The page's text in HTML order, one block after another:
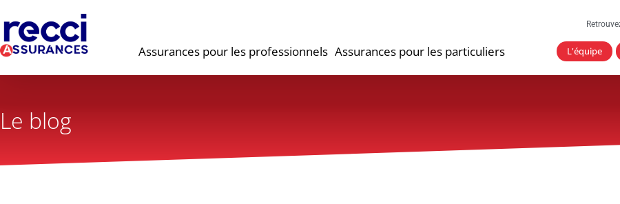
Assurances pour les professionnels Assurances pour les particuliers L'équipe
Le blog